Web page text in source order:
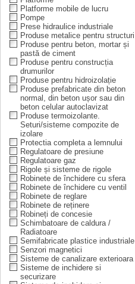
Platforme mobile de lucru
Pompe
Prese hidraulice industriale
Produse metalice pentru structuri
Produse pentru beton, mortar și
pastă de ciment
Produse pentru construcția
drumurilor
Produse pentru hidroizolație
Produse prefabricate din beton
normal, din beton ușor sau din
beton celular autoclavizat
Produse termoizolante.
Seturi/sisteme compozite de
izolare
Protectia completa a lemnului
Regulatoare de presiune
Regulatoare gaz
Rigole și sisteme de rigole
Robinete de închidere cu sfera
Robinete de închidere cu ventil
Robinete de reglare
Robinete de reținere
Robineți de concesie
Schimbatoare de caldura /
Radiatoare
Semifabricate plastice industriale
Senzori magnetici
Sisteme de canalizare exterioara
Sisteme de inchidere si
securizare